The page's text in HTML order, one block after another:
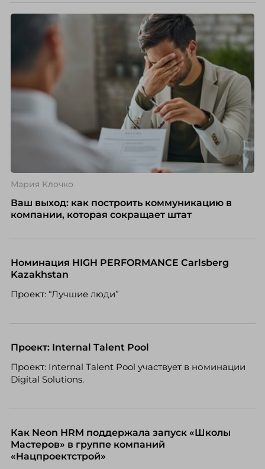
Мария Клочко
Ваш выход: как построить коммуникацию в
компании, которая сокращает штат
Номинация HIGH PERFORMANCE Carlsberg
Kazakhstan
Проект: “Лучшие люди”
Проект: Internal Talent Pool
Проект: Internal Talent Pool участвует в номинации
Digital Solutions.
Как Neon HRM поддержала запуск «Школы
Мастеров» в группе компаний
«Нацпроектстрой»